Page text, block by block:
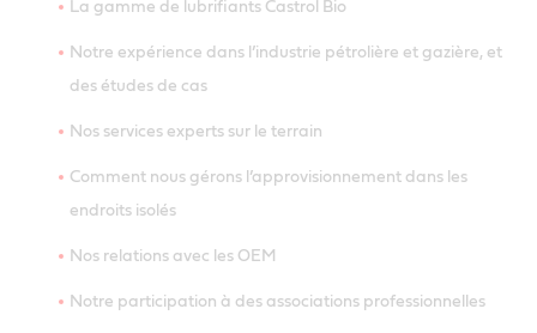
La gamme de lubrifiants Castrol Bio
Notre expérience dans l’industrie pétrolière et gazière, et
des études de cas
Nos services experts sur le terrain
Comment nous gérons l’approvisionnement dans les
endroits isolés
Nos relations avec les OEM
Notre participation à des associations professionnelles